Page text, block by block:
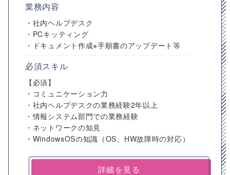
業務内容
・社内ヘルプデスク
・PCキッティング
・ドキュメント作成※手順書のアップデート等
必須スキル
【必須】
・コミュニケーション力
・社内ヘルプデスクの業務経験2年以上
・情報システム部門での業務経験
・ネットワークの知見
・WindowsOSの知識（OS、HW故障時の対応）
詳細を見る